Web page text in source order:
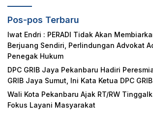
Pos-pos Terbaru
Iwat Endri : PERADI Tidak Akan
Berjuang Sendiri, Perlindungan Advokat
Penegak Hukum
DPC GRIB Jaya Pekanbaru Hadiri
GRIB Jaya Sumut, Ini Kata Ketua DPC
Wali Kota Pekanbaru Ajak RT/RW
Fokus Layani Masyarakat